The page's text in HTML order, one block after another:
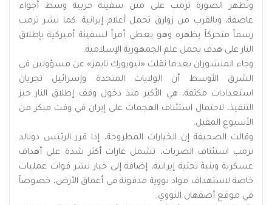
وتُظهر الصورة ترمب على متن سفينة حربية وسط أجواء
عاصفة، وبالقرب من زوارق تحمل أعلام إيرانية. كما نشر ترمب
رسماً متحركاً يظهره وهو يعطي أمراً لسفينة أميركية بإطلاق
النار على هدف يحمل علم الجمهورية الإسلامية.
وجاء المنشوران بعدما نقلت «نيويورك تايمز» عن مسؤولين في
الشرق الأوسط أن الولايات المتحدة وإسرائيل تجريان
استعدادات مكثفة، هي الأكبر منذ دخول وقف إطلاق النار حيز
التنفيذ، لاحتمال استئناف الهجمات على إيران في وقت مبكر من
الأسبوع المقبل.
وقالت الصحيفة إن الخيارات المطروحة، إذا قرر الرئيس دونالد
ترمب استئناف الضربات، تشمل غارات أكثر شدة على أهداف
عسكرية وبنية تحتية إيرانية، إضافة إلى خيار نشر قوات عمليات
خاصة لاستهداف مواد نووية مدفونة في أعماق الأرض، خصوصاً
في موقع أصفهان النووي.